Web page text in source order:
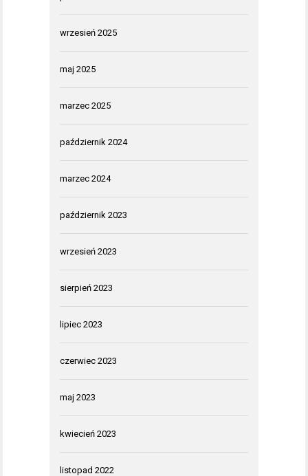
wrzesień 2025
maj 2025
marzec 2025
październik 2024
marzec 2024
październik 2023
wrzesień 2023
sierpień 2023
lipiec 2023
czerwiec 2023
maj 2023
kwiecień 2023
listopad 2022